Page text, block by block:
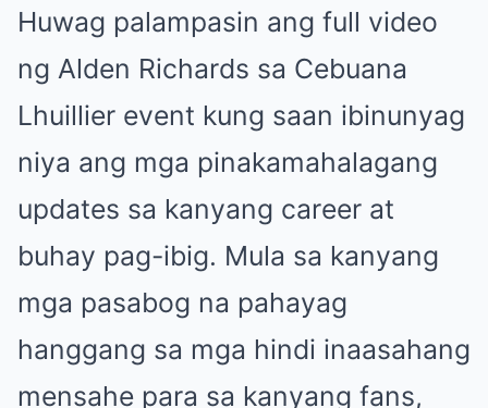
Huwag palampasin ang full video
ng Alden Richards sa Cebuana
Lhuillier event kung saan ibinunyag
niya ang mga pinakamahalagang
updates sa kanyang career at
buhay pag-ibig. Mula sa kanyang
mga pasabog na pahayag
hanggang sa mga hindi inaasahang
mensahe para sa kanyang fans,